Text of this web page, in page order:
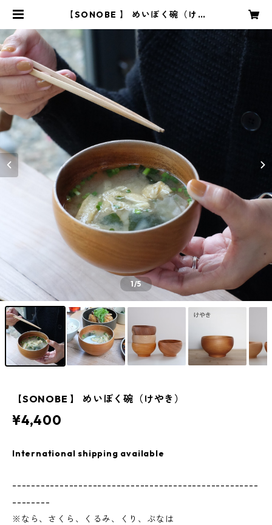
【SONOBE 】 めいぼく碗（けや
1/5
【SONOBE 】 めいぼく碗（けやき）
¥4,400
International shipping available
----------------------------------------------------
--------
※なら、さくら、くるみ、くり、ぶなは